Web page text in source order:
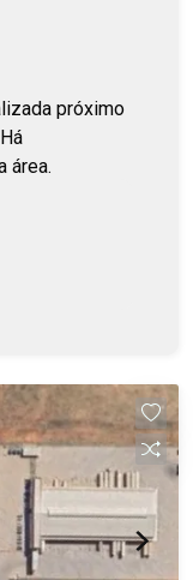
próximo
área.